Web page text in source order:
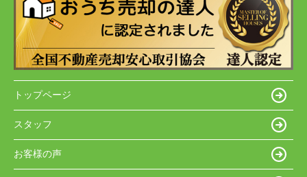
トップページ
スタッフ
お客様の声